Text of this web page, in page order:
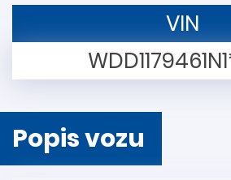
VIN
Popis vozu